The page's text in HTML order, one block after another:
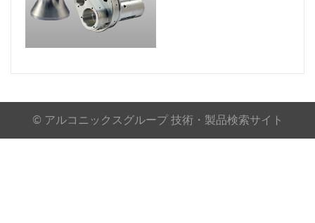
© アルコニックスグループ 技術・製品検索サイト